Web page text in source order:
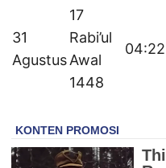
31
Agustus
17
Rabi’ul
Awal
1448
04:22